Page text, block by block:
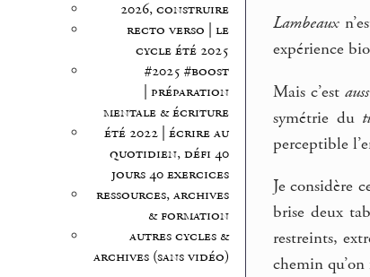
2026, construire
recto verso | le
cycle été 2025
#2025 #boost
| préparation
mentale & écriture
été 2022 | écrire au
quotidien, défi 40
jours 40 exercices
ressources, archives
& formation
autres cycles &
archives (sans vidéo)
Lambeaux
expérience
Mais c’est
symétrie du
perceptible
Je considère
brise deux
restreints,
chemin